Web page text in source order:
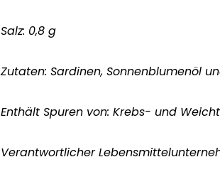
Salz: 0,8 g
Zutaten: Sardinen, Sonnenblumenöl
Enthält Spuren von: Krebs- und
Verantwortlicher